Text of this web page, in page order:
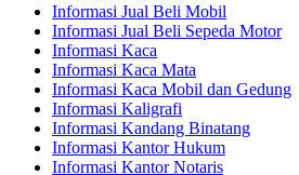
Informasi Jual Beli Mobil
Informasi Jual Beli Sepeda Motor
Informasi Kaca
Informasi Kaca Mata
Informasi Kaca Mobil dan Gedung
Informasi Kaligrafi
Informasi Kandang Binatang
Informasi Kantor Hukum
Informasi Kantor Notaris